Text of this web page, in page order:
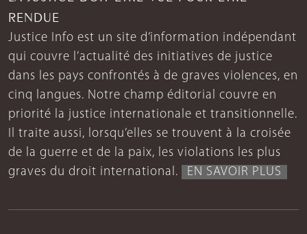
RENDUE
Justice Info est un site d’information indépendant
qui couvre l’actualité des initiatives de justice
dans les pays confrontés à de graves violences, en
cinq langues. Notre champ éditorial couvre en
priorité la justice internationale et transitionnelle.
Il traite aussi, lorsqu’elles se trouvent à la croisée
de la guerre et de la paix, les violations les plus
graves du droit international.
EN SAVOIR PLUS